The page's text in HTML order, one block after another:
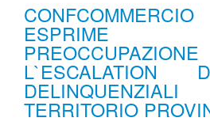
ESPRIME
L`ESCALATION
TERRITORIO